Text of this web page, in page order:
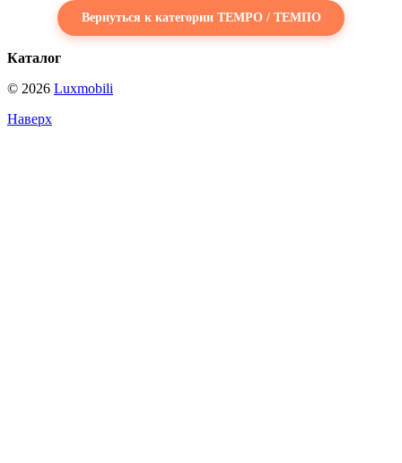
Вернуться к категории TEMPO / ТЕМПО
Каталог
© 2026 Luxmobili
Наверх